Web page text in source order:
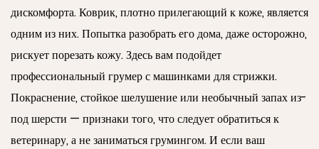
дискомфорта. Коврик, плотно прилегающий к коже, является
одним из них. Попытка разобрать его дома, даже осторожно,
рискует порезать кожу. Здесь вам подойдет
профессиональный грумер с машинками для стрижки.
Покраснение, стойкое шелушение или необычный запах из-
под шерсти — признаки того, что следует обратиться к
ветеринару, а не заниматься грумингом. И если ваш